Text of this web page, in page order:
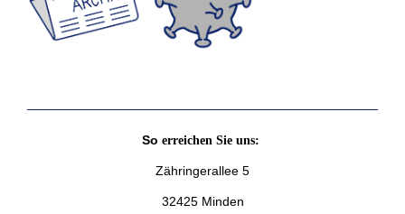
So erreichen Sie uns:
Zähringerallee 5
32425 Minden